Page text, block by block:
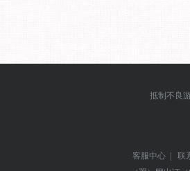
抵制不良
客服中心 | 联